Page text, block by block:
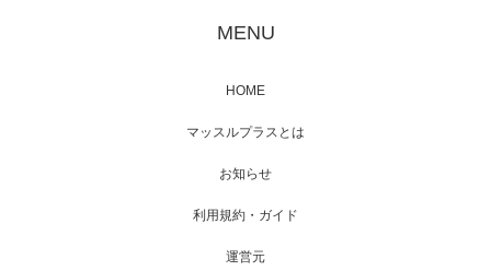
映画「メカバース」舞台挨拶へマッスルプラ
【TV】NHK BS「COOL JAPAN 」にてマッス
MENU
HOME
マッスルプラスとは
お知らせ
利用規約・ガイド
運営元